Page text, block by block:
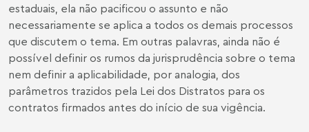
estaduais, ela não pacificou o assunto e não
necessariamente se aplica a todos os demais processos
que discutem o tema. Em outras palavras, ainda não é
possível definir os rumos da jurisprudência sobre o tema
nem definir a aplicabilidade, por analogia, dos
parâmetros trazidos pela Lei dos Distratos para os
contratos firmados antes do início de sua vigência.